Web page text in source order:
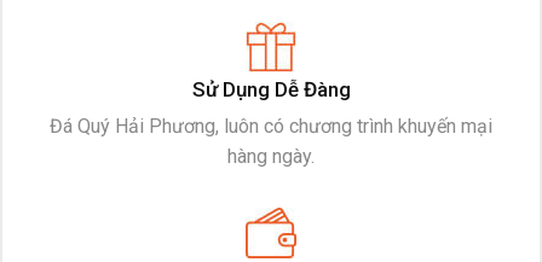
Sử Dụng Dễ Đàng
Đá Quý Hải Phương, luôn có chương trình khuyến mại
hàng ngày.